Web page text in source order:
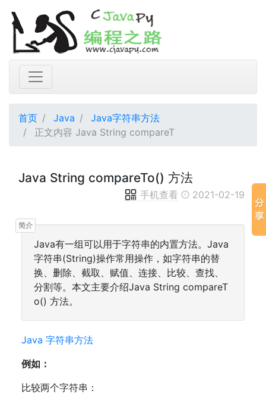
首页 Java
Java字符串方法
正文内容 Java String compareT
Java String compareTo() 方法
手机查看 2021-02-19
Java有一组可以用于字符串的内置方法。Java
字符串(String)操作常用操作，如字符串的替
换、删除、截取、赋值、连接、比较、查找、
分割等。本文主要介绍Java String compareT
o() 方法。
Java 字符串方法
例如：
比较两个字符串：